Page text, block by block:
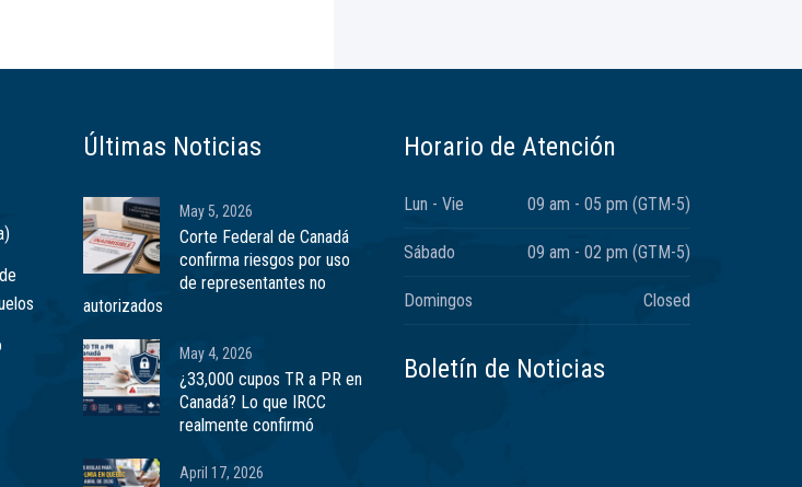
Últimas Noticias
May 5, 2026
Corte Federal de Canadá
confirma riesgos por uso
de representantes no
autorizados
May 4, 2026
¿33,000 cupos TR a PR en
Canadá? Lo que IRCC
realmente confirmó
April 17, 2026
Horario de Atención
Lun - Vie 09 am - 05 pm (GTM-5)
Sábado 09 am - 02 pm (GTM-5)
Domingos Closed
Boletín de Noticias